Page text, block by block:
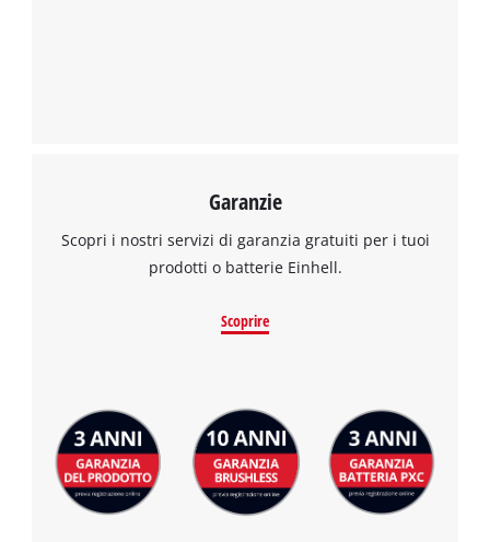
Abbiamo bisogno del vostro consenso
per caricare il servizio Google Maps !
This content is not permitted to load due
visitor. The website owner needs to setup
Powered by
Usercentrics Consent
Management Platform
Garanzie
Scopri i nostri servizi di garanzia gratuiti per i tuoi
prodotti o batterie Einhell.
Scoprire